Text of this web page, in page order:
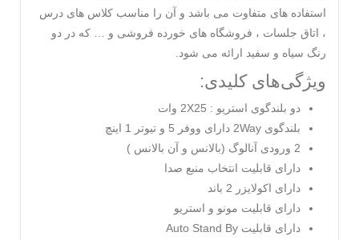
استفاده های متفاوت می باشد و آن را مناسب کلاس های درس
، اتاق جلسات ، فروشگاه های خورده فروشی و … که در دو
رنگ سیاه و سفید ارائه می شود.
ویژگی‌های کلیدی:
دو بلندگوی استریو : 2X25 وات
بلندگوی 2Way دارای ووفر 5 و تیوتر 1 اینچ
2 ورودی آنالوگ (بالانس و آن بالانس )
دارای قابلیت انتخاب منبع صدا
دارای اکولایزر 2 باند
دارای قابلیت مونو و استریو
دارای قابلیت Auto Stand By